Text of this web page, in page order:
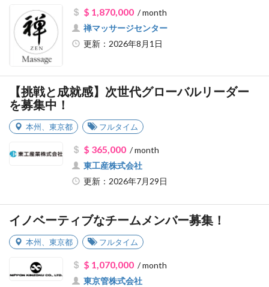
$ 1,870,000/ month
禅マッサージセンター
更新：2026年8月1日
【挑戦と成就感】次世代グローバルリーダー
を募集中！
本州、 東京都 フルタイム
$ 365,000/ month
東工産株式会社
更新：2026年7月29日
イノベーティブなチームメンバー募集！
本州、 東京都 フルタイム
$ 1,070,000/ month
東京管株式会社